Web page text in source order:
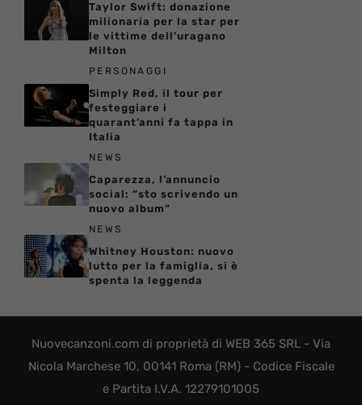
Taylor Swift: donazione
milionaria per la star per
le vittime dell’uragano
Milton
PERSONAGGI
Simply Red, il tour per
festeggiare i
quarant’anni fa tappa in
Italia
NEWS
Caparezza, l’annuncio
social: “sto scrivendo un
nuovo album”
NEWS
Whitney Houston: nuovo
lutto per la famiglia, si è
spenta la leggenda
Nuovecanzoni.com di proprietà di WEB 365 SRL - Via
Nicola Marchese 10, 00141 Roma (RM) - Codice Fiscale
e Partita I.V.A. 12279101005